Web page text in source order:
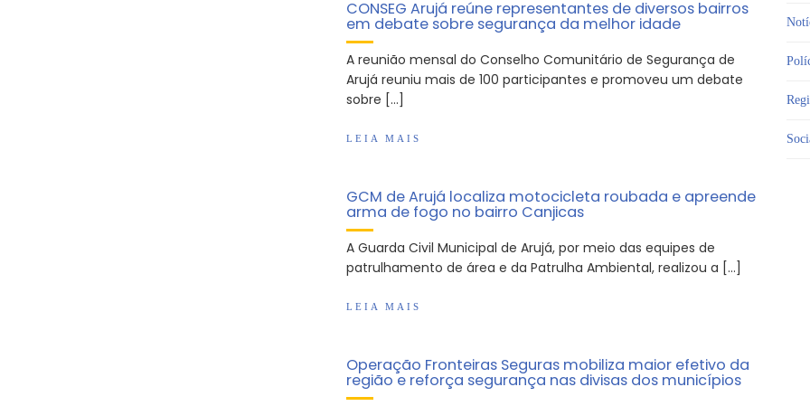
CONSEG Arujá reúne representantes de diversos bairros
em debate sobre segurança da melhor idade
A reunião mensal do Conselho Comunitário de Segurança de
Arujá reuniu mais de 100 participantes e promoveu um debate
sobre […]
LEIA MAIS
GCM de Arujá localiza motocicleta roubada e apreende
arma de fogo no bairro Canjicas
A Guarda Civil Municipal de Arujá, por meio das equipes de
patrulhamento de área e da Patrulha Ambiental, realizou a […]
LEIA MAIS
Operação Fronteiras Seguras mobiliza maior efetivo da
região e reforça segurança nas divisas dos municípios